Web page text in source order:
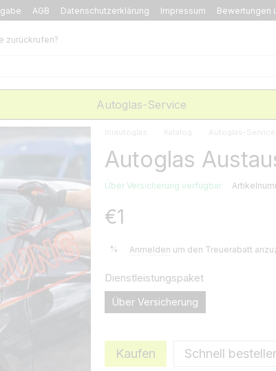
AGB Datenschutzerklärung Impressum Bewertungen
zurückrufen?
Autoglas-Service
Ihrautoglas Katalog Autoglas-Service
Autoglas
Über Versicherung verfügbar
€1
% Anmelden um den Treuerabatt
Dienstleistungspaket
Über Versicherung
Kaufen Schnell